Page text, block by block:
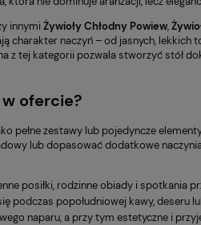
innymi Żywioły Chłodny Powiew,
charakter naczyń – od jasnych, lekkich
z tej kategorii pozwala stworzyć stół
ofercie?
pełne zestawy lub pojedyncze
lub dopasować dodatkowe
posiłki, rodzinne obiady i spotkania
podczas popołudniowej kawy, deseru
naparu, a przy tym estetyczne i